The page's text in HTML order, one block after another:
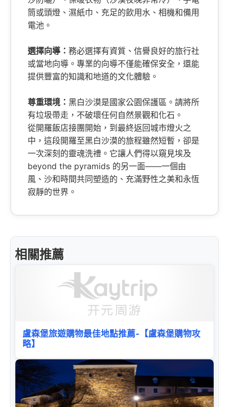
筒或頭燈、濕紙巾、充足的飲用水、相機和備用
電池。
選擇向導： 務必選擇有資質、信譽良好的旅行社
或當地向導。專業的向導不僅能確保安全，還能
提供豐富的知識和地道的文化體驗。
尊重環境： 黑白沙漠是國家公園保護區。請將所
有垃圾帶走，不破壞任何自然景觀和化石。
從開羅飯店接團開始，到最終返回城市燈火之
中，這段開羅至黑白沙漠的旅程雖然短暫，卻是
一次深刻的靈魂洗禮。它讓人們得以窺見埃及
beyond the pyramids 的另一面——一個由
風、沙和時間共同塑造的、充滿野性之美和永恆
寂靜的世界。
相關推薦
盧森堡旅遊購物最佳地點推薦-【盧森堡購物攻
略】